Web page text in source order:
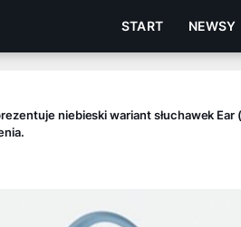
START NEWSY
niebieski wariant słuchawek